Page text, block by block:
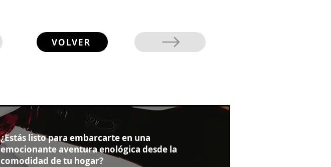
VOLVER
¿Estás listo para embarcarte en una
emocionante aventura enológica desde la
comodidad de tu hogar?